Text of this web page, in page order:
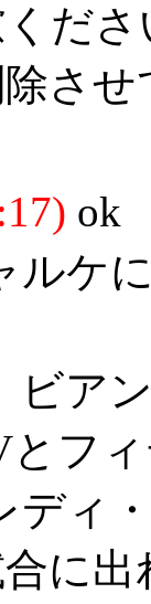
だ
さ
ok
ルケ
ビア
とフ
ディ
に出